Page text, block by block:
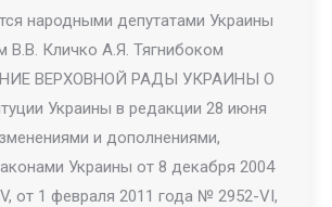
народными депутатами Украины
Кличко А.Я. Тягнибоком
ВЕРХОВНОЙ РАДЫ УКРАИНЫ О
Украины в редакции 28 июня
и дополнениями,
Украины от 8 декабря 2004
от 1 февраля 2011 года № 2952-VI,